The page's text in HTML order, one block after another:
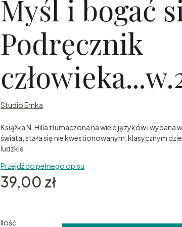
Myśl i bogać
Podręcznik
Studio Emka
Książka N. Hilla tłumaczona na wiele języków i wydana
świata, stała się nie kwestionowanym, klasycznym
ludzkie.
Przejdź do pełnego opisu
Cena
39,00 zł
Ilość